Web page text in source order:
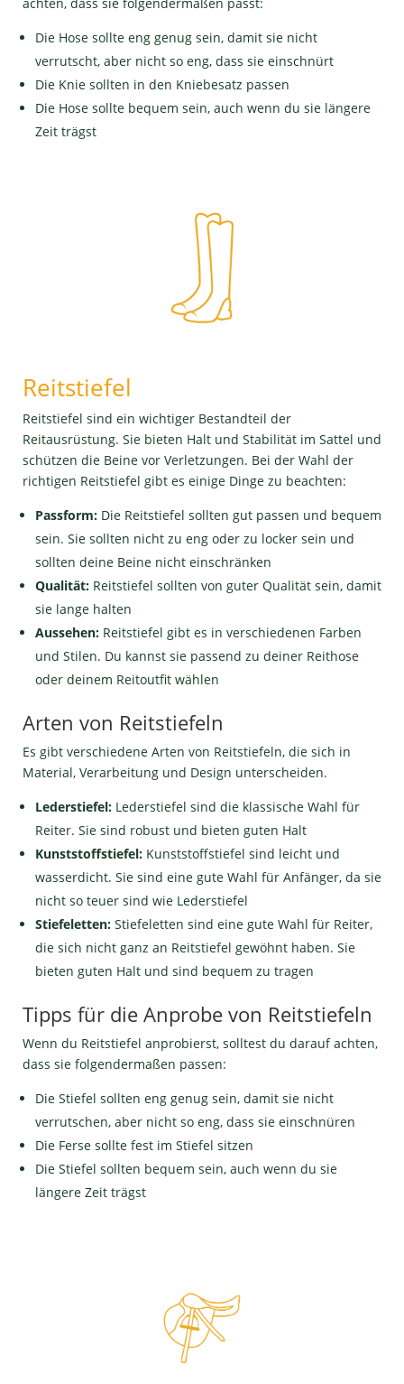
Die Hose sollte eng genug sein, damit sie nicht
verrutscht, aber nicht so eng, dass sie einschnürt
Die Knie sollten in den Kniebesatz passen
Die Hose sollte bequem sein, auch wenn du sie längere
Zeit trägst
Reitstiefel
Reitstiefel sind ein wichtiger Bestandteil der
Reitausrüstung. Sie bieten Halt und Stabilität im Sattel und
schützen die Beine vor Verletzungen. Bei der Wahl der
richtigen Reitstiefel gibt es einige Dinge zu beachten:
Passform:Die Reitstiefel sollten gut passen und bequem
sein. Sie sollten nicht zu eng oder zu locker sein und
sollten deine Beine nicht einschränken
Qualität:Reitstiefel sollten von guter Qualität sein, damit
sie lange halten
Aussehen:Reitstiefel gibt es in verschiedenen Farben
und Stilen. Du kannst sie passend zu deiner Reithose
oder deinem Reitoutfit wählen
Arten von Reitstiefeln
Es gibt verschiedene Arten von Reitstiefeln, die sich in
Material, Verarbeitung und Design unterscheiden.
Lederstiefel:Lederstiefel sind die klassische Wahl für
Reiter. Sie sind robust und bieten guten Halt
Kunststoffstiefel:Kunststoffstiefel sind leicht und
wasserdicht. Sie sind eine gute Wahl für Anfänger, da sie
nicht so teuer sind wie Lederstiefel
Stiefeletten:Stiefeletten sind eine gute Wahl für Reiter,
die sich nicht ganz an Reitstiefel gewöhnt haben. Sie
bieten guten Halt und sind bequem zu tragen
Tipps für die Anprobe von Reitstiefeln
Wenn du Reitstiefel anprobierst, solltest du darauf achten,
dass sie folgendermaßen passen:
Die Stiefel sollten eng genug sein, damit sie nicht
verrutschen, aber nicht so eng, dass sie einschnüren
Die Ferse sollte fest im Stiefel sitzen
Die Stiefel sollten bequem sein, auch wenn du sie
längere Zeit trägst